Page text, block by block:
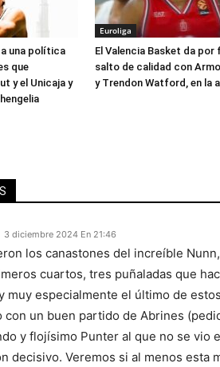
a una política
que
y el Unicaja y
Euroliga
El Valencia Basket da por
salto de calidad con
y Trendon Watford, en la
3 diciembre 2024 En 21:46
los canastones del increíble
cuartos, tres puñaladas que
muy especialmente el último de
con un buen partido de Abrines
y flojísimo Punter al que no se vio
decisivo. Veremos si al menos esta